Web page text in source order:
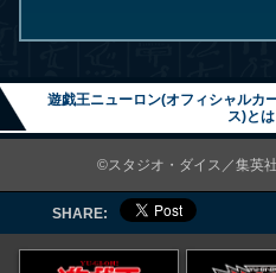
遊戯王ニューロン(オフィシャルカ
ス)とは
©スタジオ・ダイス／集英
SHARE: